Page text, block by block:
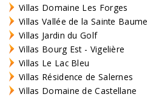
Villas Domaine Les Forges
Villas Vallée de la Sainte Baume
Villas Jardin du Golf
Villas Bourg Est - Vigelière
Villas Le Lac Bleu
Villas Résidence de Salernes
Villas Domaine de Castellane